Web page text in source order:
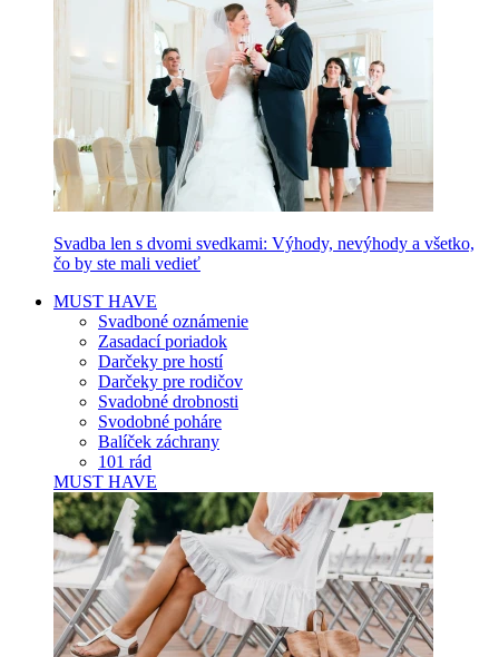
Svadba len s dvomi svedkami: Výhody, nevýhody a všetko,
čo by ste mali vedieť
MUST HAVE
Svadboné oznámenie
Zasadací poriadok
Darčeky pre hostí
Darčeky pre rodičov
Svadobné drobnosti
Svodobné poháre
Balíček záchrany
101 rád
MUST HAVE